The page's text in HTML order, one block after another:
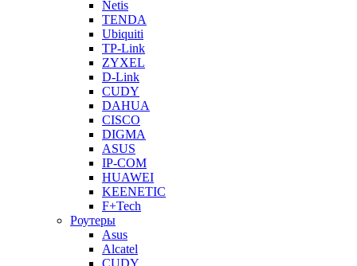
Netis
TENDA
Ubiquiti
TP-Link
ZYXEL
D-Link
CUDY
DAHUA
CISCO
DIGMA
ASUS
IP-COM
HUAWEI
KEENETIC
F+Tech
Роутеры
Asus
Alcatel